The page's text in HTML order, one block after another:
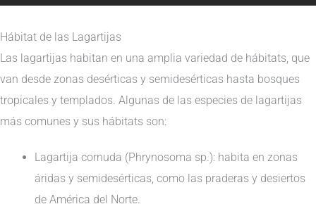
Hábitat de las Lagartijas
Las lagartijas habitan en una amplia variedad de hábitats, que
van desde zonas desérticas y semidesérticas hasta bosques
tropicales y templados. Algunas de las especies de lagartijas
más comunes y sus hábitats son:
Lagartija cornuda (Phrynosoma sp.): habita en zonas
áridas y semidesérticas, como las praderas y desiertos
de América del Norte.